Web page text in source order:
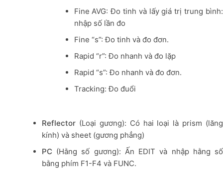
Fine AVG: Đo tinh và lấy giá trị trung bình:
nhập số lần đo
Fine “s”: Đo tinh và đo đơn.
Rapid “r”: Đo nhanh và đo lặp
Rapid “s”: Đo nhanh và đo đơn.
Tracking: Đo đuổi
Reflector (Loại gương): Có hai loại là prism (lăng
kính) và sheet (gương phẳng)
PC (Hằng số gương): Ấn EDIT và nhập hằng số
bằng phím F1-F4 và FUNC.